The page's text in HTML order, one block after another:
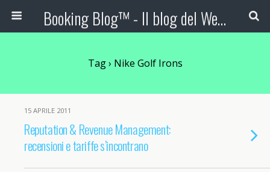
Booking Blog™ - Il blog del Web Marketing Turistico
Tag › Nike Golf Irons
15 APRILE 2011
Reputation & Revenue Management:
recensioni e tariffe s’incontrano